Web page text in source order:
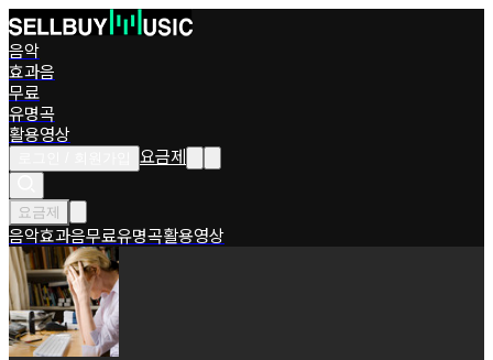
음악
효과음
무료
유명곡
활용영상
요금제
요금제
음악효과음무료유명곡활용영상